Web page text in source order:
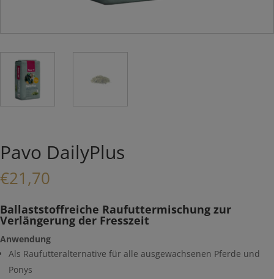
Pavo DailyPlus
€21,70
Ballaststoffreiche Raufuttermischung zur
Verlängerung der Fresszeit
Anwendung
Als Raufutteralternative für alle ausgewachsenen Pferde und
Ponys